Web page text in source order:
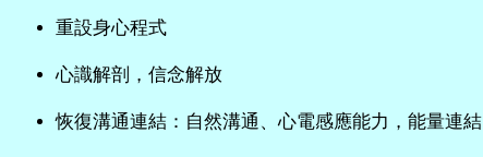
重設身心程式
心識解剖，信念解放
恢復溝通連結：自然溝通、心電感應能力，能量連結